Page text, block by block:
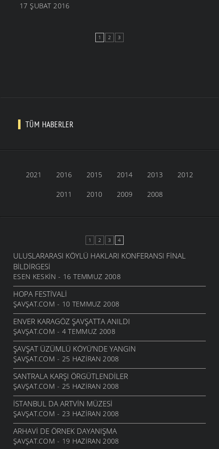
17 ŞUBAT 2016
1 2 3
TÜM HABERLER
2021 2016 2015 2014 2013 2012
2011 2010 2009 2008
1 2 3 4
ULUSLARARASI KÖYLÜ HAKLARI KONFERANSI FINAL
BILDIRGESI
ESEN KESKIN - 16 TEMMUZ 2008
HOPA FESTIVALI
ŞAVŞAT.COM - 10 TEMMUZ 2008
ENVER KARAGÖZ ŞAVŞATTA ANILDI
ŞAVŞAT.COM - 4 TEMMUZ 2008
ŞAVŞAT ÜZÜMLÜ KÖYÜ’NDE YANGIN
ŞAVŞAT.COM - 25 HAZIRAN 2008
SANTRALA KARŞI ÖRGÜTLENDILER
ŞAVŞAT.COM - 25 HAZIRAN 2008
İSTANBUL DA ARTVIN MÜZESI
ŞAVŞAT.COM - 23 HAZIRAN 2008
ARHAVI DE ÖRNEK DAYANIŞMA
ŞAVŞAT.COM - 19 HAZIRAN 2008